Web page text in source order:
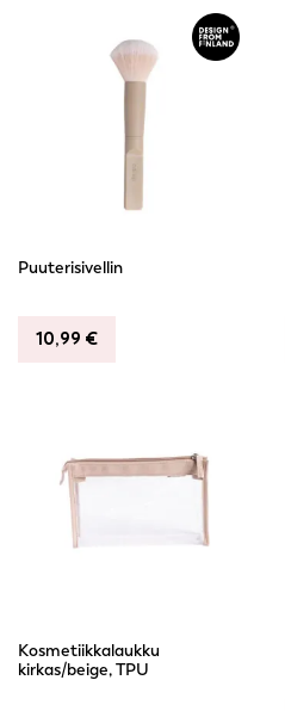
Puuterisivellin
10,99 €
Kosmetiikkalaukku
kirkas/beige, TPU